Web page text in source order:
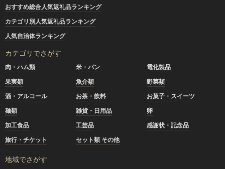
おすすめ総合人気返礼品ランキング
カテゴリ別人気返礼品ランキング
人気自治体ランキング
カテゴリでさがす
肉・ハム類 米・パン
電化製品
果実類
魚介類
野菜類
酒・アルコール
お茶・飲料
お菓子・スイーツ
麺類
雑貨・日用品
卵
加工食品
工芸品
感謝状・記念品
旅行・チケット
セット類 その他
地域でさがす